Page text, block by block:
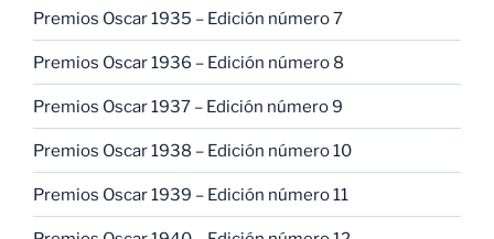
Premios Oscar 1935 – Edición número 7
Premios Oscar 1936 – Edición número 8
Premios Oscar 1937 – Edición número 9
Premios Oscar 1938 – Edición número 10
Premios Oscar 1939 – Edición número 11